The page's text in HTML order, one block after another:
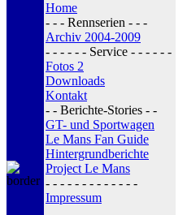
Home
- - - Rennserien - - -
Archiv 2004-2009
- - - - - - Service - - - - - -
Fotos 2
Downloads
Kontakt
- - Berichte-Stories - -
GT- und Sportwagen
Le Mans Fan Guide
Hintergrundberichte
Project Le Mans
- - - - - - - - - - - - -
Impressum